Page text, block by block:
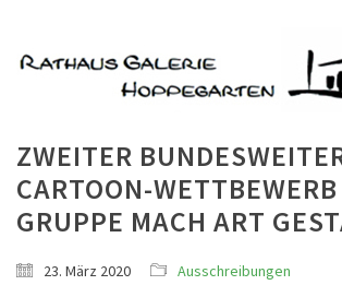
ZWEITER
CARTOON-
GRUPPE MACH ART
23. März 2020 Ausschreibungen